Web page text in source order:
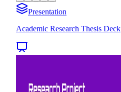
Presentation
Academic Research Thesis Deck